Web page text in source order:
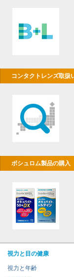
コンタクトレンズ取扱
ボシュロム製品の購入
視力と目の健康
視力と年齢